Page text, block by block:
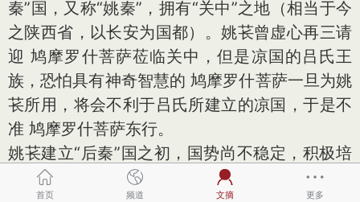
秦”国，又称“姚秦”，拥有“关中”之地（相当于今
之陕西省，以长安为国都）。姚苌曾虚心再三请
迎 鸠摩罗什菩萨莅临关中，但是凉国的吕氏王
族，恐怕具有神奇智慧的 鸠摩罗什菩萨一旦为姚
苌所用，将会不利于吕氏所建立的凉国，于是不
准 鸠摩罗什菩萨东行。
姚苌建立“后秦”国之初，国势尚不稳定，积极培
养太子“姚兴”。临终时，后秦已大业垂成，告
首页 频道 文摘 更多